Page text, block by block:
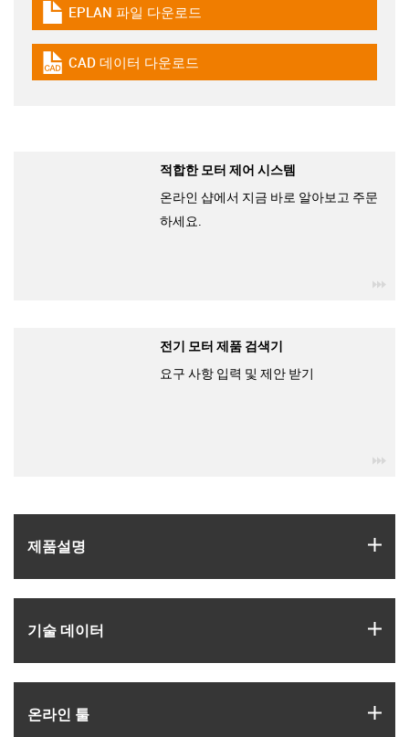
제품­설명
기술 데이터
온라인 툴
igus-icon-download-plan
EPLAN 파일 다운로드
igus-icon-cad-dateien
CAD 데이터 다운로드
적합한 모터 제어 시스템
온라인 샵에서 지금 바로 알아보고 주문
하세요.
전기 모터 제품 검색기
요구 사항 입력 및 제안 받기